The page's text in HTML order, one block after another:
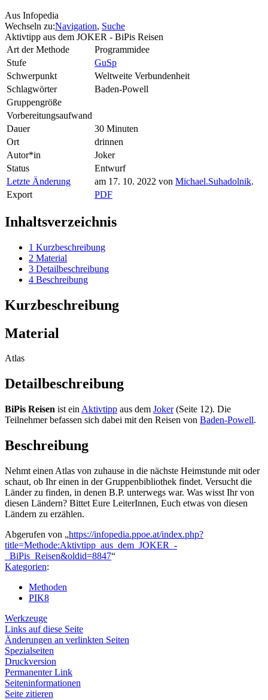
Aus Infopedia
Wechseln zu:Navigation, Suche
Aktivtipp aus dem JOKER - BiPis Reisen
Art der Methode
Programmidee
Stufe
GuSp
Schwerpunkt
Weltweite Verbundenheit
Schlagwörter
Baden-Powell
Gruppengröße
Vorbereitungsaufwand
Dauer
30 Minuten
Ort
drinnen
Autor*in
Joker
Status
Entwurf
Letzte Änderung
am 17. 10. 2022 von Michael.Suhadolnik.
Export
PDF
Inhaltsverzeichnis
1 Kurzbeschreibung
2 Material
3 Detailbeschreibung
4 Beschreibung
Kurzbeschreibung
Material
Atlas
Detailbeschreibung
BiPis Reisen ist ein Aktivtipp aus dem Joker(Seite 12). Die
Teilnehmer befassen sich dabei mit den Reisen von Baden-Powell.
Beschreibung
Nehmt einen Atlas von zuhause in die nächste Heimstunde mit oder
schaut, ob Ihr einen in der Gruppenbibliothek findet. Versucht die
Länder zu finden, in denen B.P. unterwegs war. Was wisst Ihr von
diesen Ländern? Bittet Eure LeiterInnen, Euch etwas von diesen
Ländern zu erzählen.
Abgerufen von „https://infopedia.ppoe.at/index.php?
title=Methode:Aktivtipp_aus_dem_JOKER_-
_BiPis_Reisen&oldid=8847“
Kategorien:
Methoden
PIK8
Werkzeuge
Links auf diese Seite
Änderungen an verlinkten Seiten
Spezialseiten
Druckversion
Permanenter Link
Seiten­­informationen
Seite zitieren